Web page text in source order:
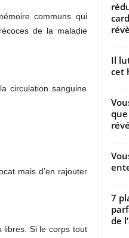
communs qui
de la maladie
circulation sanguine
mais d’en rajouter
libres. Si le corps tout
Il
cet
que
7
de